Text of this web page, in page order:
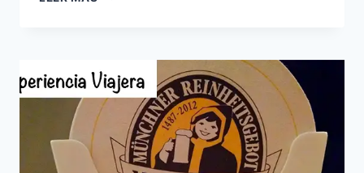
PASAPORTE
MÁS
LINDO
DEL
MUNDO